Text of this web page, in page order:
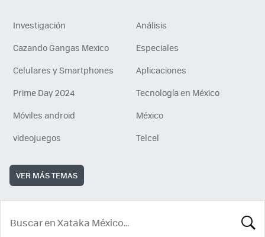
Investigación
Análisis
Cazando Gangas Mexico
Especiales
Celulares y Smartphones
Aplicaciones
Prime Day 2024
Tecnología en México
Móviles android
México
videojuegos
Telcel
VER MÁS TEMAS